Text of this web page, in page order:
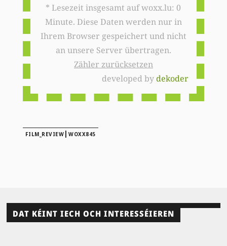
* Lesezeit insgesamt auf woxx.lu: 0
Minute. Diese Daten werden nur in
Ihrem Browser gespeichert und nicht
an unsere Server übertragen.
Zähler zurücksetzen
developed bydekoder
FILM_REVIEW |WOXX845
DAT KÉINT IECH OCH INTERESSÉIEREN